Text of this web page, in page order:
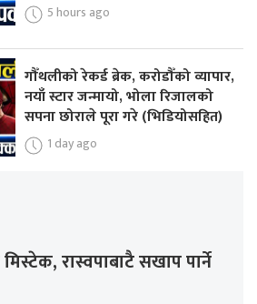
5 hours ago
गौँथलीको रेकर्ड ब्रेक, करोडौँको व्यापार,
नयाँ स्टार जन्मायो, भोला रिजालको
सपना छोराले पूरा गरे (भिडियोसहित)
1 day ago
रास्वपाबाटै सखाप पार्ने